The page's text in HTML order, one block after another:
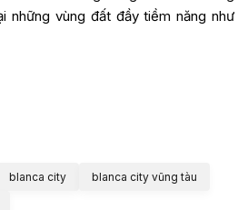
những vùng đất đầy tiềm năng như
blanca city blanca city vũng tàu